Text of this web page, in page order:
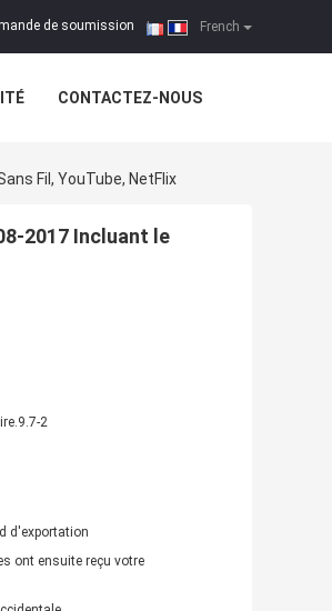
French
de soumission |
CONTACTEZ-NOUS
Fil, YouTube, NetFlix
2017 Incluant le
2
d'exportation
ont ensuite reçu votre